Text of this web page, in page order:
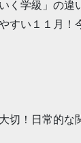
く学級」の違
すい１１月！
切！日常的な